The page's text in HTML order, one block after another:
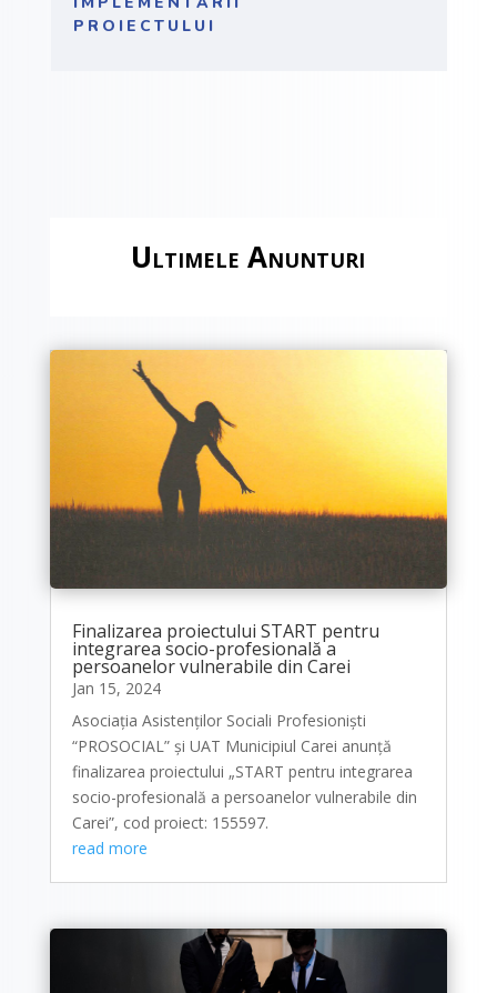
PROIECTULUI
Ultimele Anunturi
Finalizarea proiectului START pentru
integrarea socio-profesională a
persoanelor vulnerabile din Carei
Jan 15, 2024
Asociația Asistenților Sociali Profesioniști
“PROSOCIAL” și UAT Municipiul Carei anunță
finalizarea proiectului „START pentru integrarea
socio-profesională a persoanelor vulnerabile din
Carei”, cod proiect: 155597.
read more